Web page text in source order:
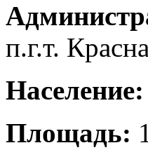
п.г.т.
Население:
Площадь: